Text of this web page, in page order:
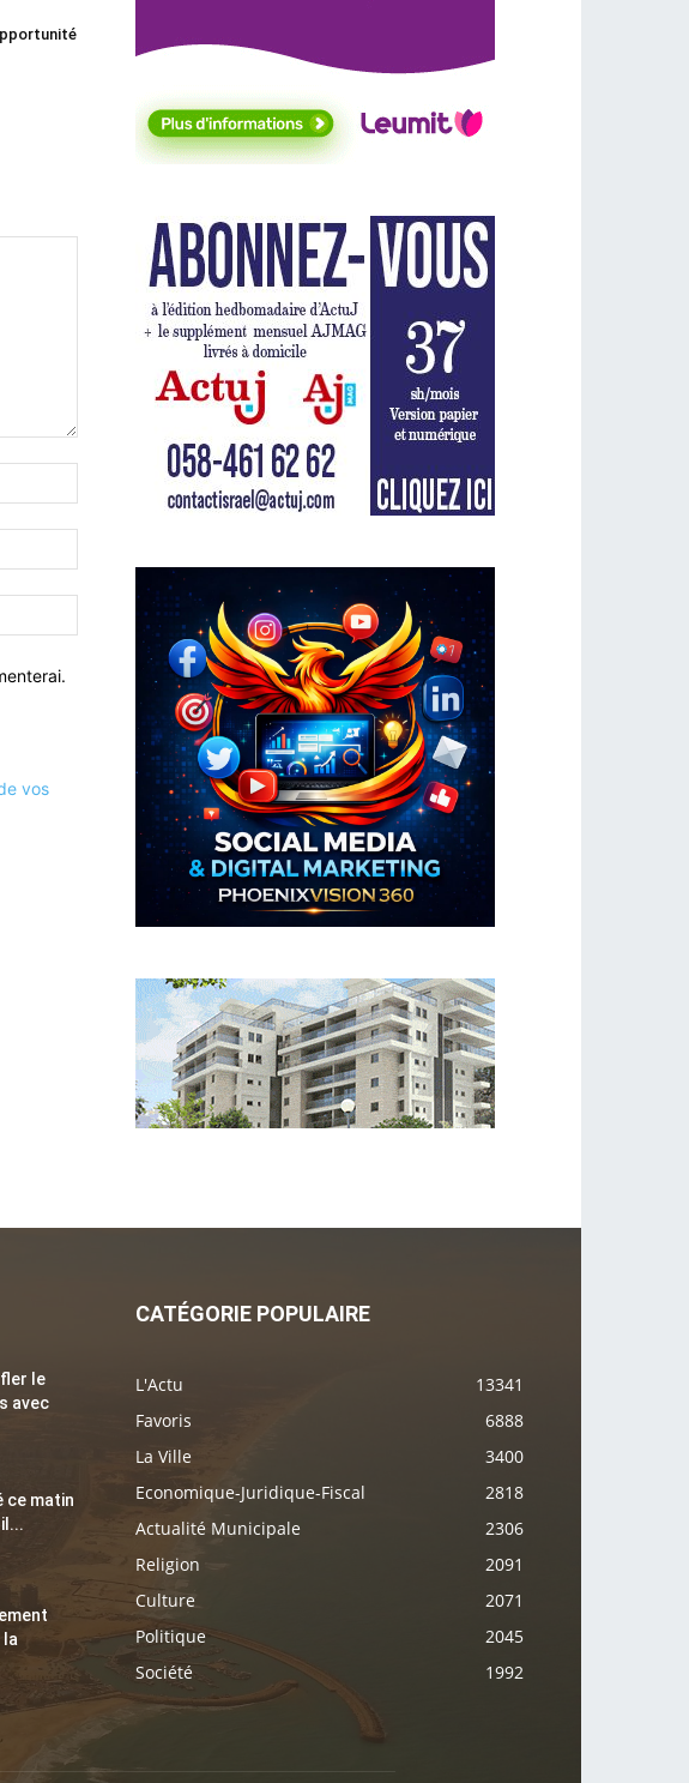
vos
le
avec
ce matin
la
CATÉGORIE POPULAIRE
L'Actu
13341
Favoris
6888
La Ville
3400
Economique-Juridique-Fiscal
2818
Actualité Municipale
2306
Religion
2091
Culture
2071
Politique
2045
Société
1992